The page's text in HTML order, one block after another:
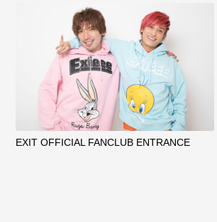
EXIT OFFICIAL FANCLUB ENTRANCE